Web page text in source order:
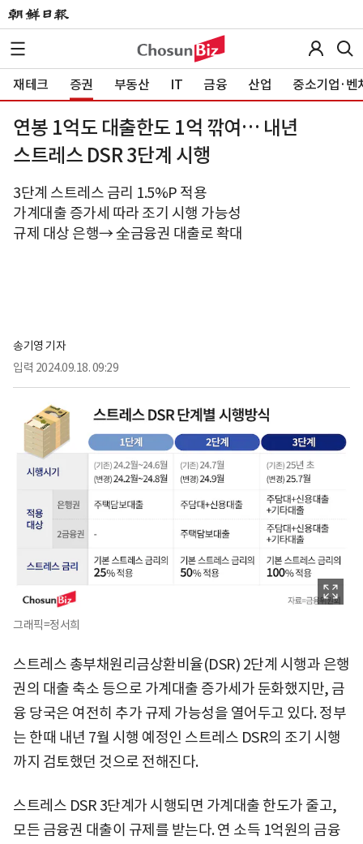
재테크 증권 부동산 IT 금융 산업 중소기업·벤
연봉 1억도 대출한도 1억 깎여… 내년
스트레스 DSR 3단계 시행
3단계 스트레스 금리 1.5%P 적용
가계대출 증가세 따라 조기 시행 가능성
규제 대상 은행→ 全금융권 대출로 확대
송기영 기자
입력 2024.09.18. 09:29
그래픽=정서희
스트레스 총부채원리금상환비율(DSR) 2단계 시행과 은행
권의 대출 축소 등으로 가계대출 증가세가 둔화했지만, 금
융 당국은 여전히 추가 규제 가능성을 열어두고 있다. 정부
는 한때 내년 7월 시행 예정인 스트레스 DSR의 조기 시행
까지 검토했던 것으로 전해진다.
스트레스 DSR 3단계가 시행되면 가계대출 한도가 줄고,
모든 금융권 대출이 규제를 받는다. 연 소득 1억원의 금융